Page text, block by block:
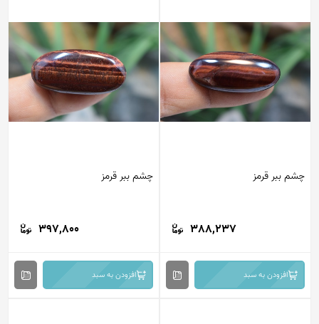
چشم ببر قرمز
388,237
افزودن به سبد
چشم ببر قرمز
397,800
افزودن به سبد